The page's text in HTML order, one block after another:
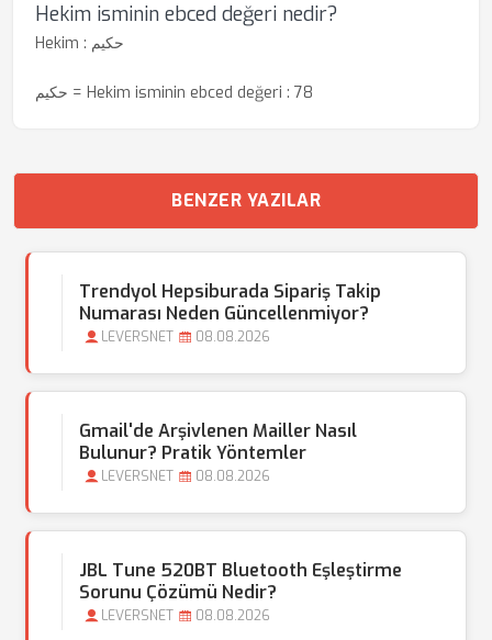
Hekim isminin ebced değeri nedir?
Hekim : ‏حكیم
‏حكیم = Hekim isminin ebced değeri : 78
BENZER YAZILAR
Trendyol Hepsiburada Sipariş Takip
Numarası Neden Güncellenmiyor?
LEVERSNET 08.08.2026
Gmail'de Arşivlenen Mailler Nasıl
Bulunur? Pratik Yöntemler
LEVERSNET 08.08.2026
JBL Tune 520BT Bluetooth Eşleştirme
Sorunu Çözümü Nedir?
LEVERSNET 08.08.2026